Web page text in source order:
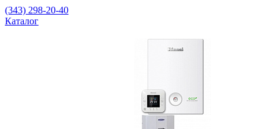
(343) 298-20-40
Каталог